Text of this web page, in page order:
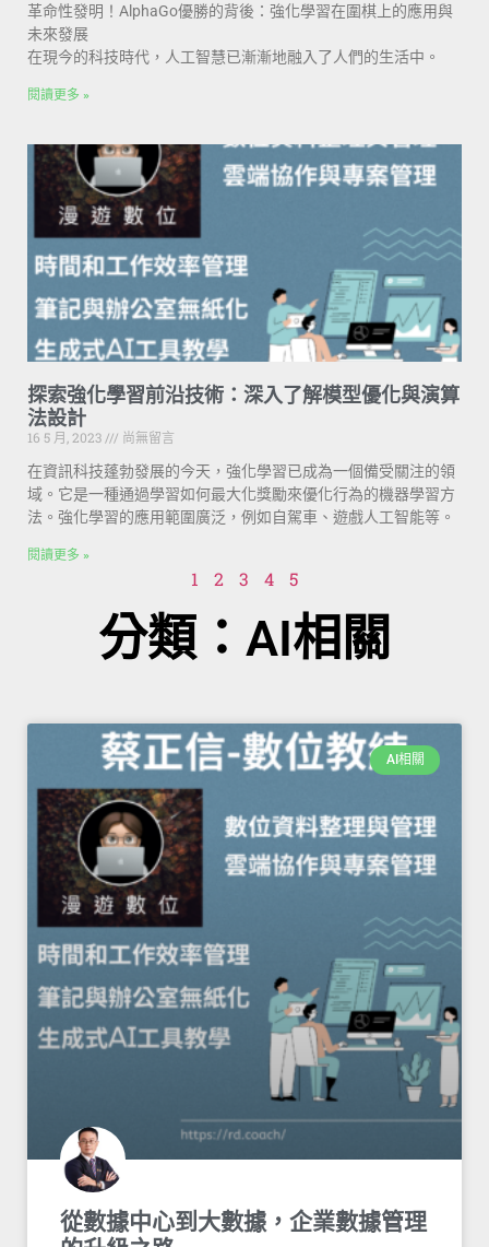
革命性發明！AlphaGo優勝的背後：強化學習在圍棋上的應用與
未來發展
在現今的科技時代，人工智慧已漸漸地融入了人們的生活中。
閱讀更多 »
探索強化學習前沿技術：深入了解模型優化與演算
法設計
16 5 月, 2023
尚無留言
在資訊科技蓬勃發展的今天，強化學習已成為一個備受關注的領
域。它是一種通過學習如何最大化獎勵來優化行為的機器學習方
法。強化學習的應用範圍廣泛，例如自駕車、遊戲人工智能等。
閱讀更多 »
1 2 3 4 5
分類：AI相關
AI相關
從數據中心到大數據，企業數據管理